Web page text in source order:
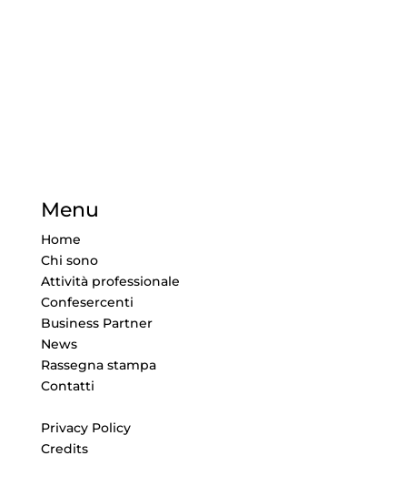
Menu
Home
Chi sono
Attività professionale
Confesercenti
Business Partner
News
Rassegna stampa
Contatti
Privacy Policy
Credits